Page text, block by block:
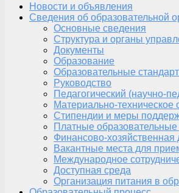
Новости и объявления
Сведения об образовательной
Основные сведения
Структура и органы
Документы
Образование
Образовательные
Руководство
Педагогический (научно-
Материально-техническое
Стипендии и меры
Платные образовательные
Финансово-хозяйственная
Вакантные места для
Международное
Доступная среда
Организация питания в